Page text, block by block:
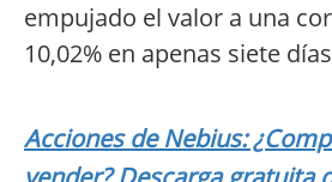
empujado el valor a una
10,02% en apenas siete
Acciones de Nebius: